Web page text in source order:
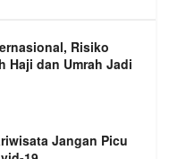
Risiko
Haji dan Umrah Jadi
Jangan Picu